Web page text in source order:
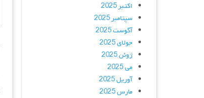
اکتبر 2025
سپتامبر 2025
آگوست 2025
جولای 2025
ژوئن 2025
می 2025
آوریل 2025
مارس 2025